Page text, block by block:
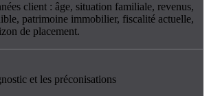
client : âge, situation familiale, revenus,
patrimoine immobilier, fiscalité actuelle,
de placement.
et les préconisations